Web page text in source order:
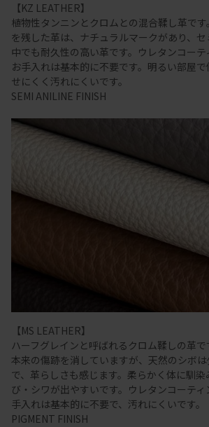
【KZ LEATHER】
植物性タンニンとクロムとの混合鞣し革で
を残した革は、ナチュラルマークがあり、
中でも耐久性の高い革です。ウレタンコーテ
お手入れは基本的に不要です。明るい部屋
せにくく汚れにくいです。
SEMI ANILINE FINISH
【MS LEATHER】
ハーフグレインと呼ばれるクロム鞣しの革
本来の傷跡を消していますが、天然のシボ
で、革らしさも感じます。柔らかく体に馴
び・シワが出やすいです。ウレタンコーテ
手入れは基本的に不要で、汚れにくいです。
PIGMENT FINISH